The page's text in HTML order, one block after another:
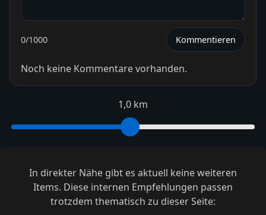
0/1000 Kommentieren
Noch keine Kommentare vorhanden.
1,0 km
In direkter Nähe gibt es aktuell keine weiteren
Items. Diese internen Empfehlungen passen
trotzdem thematisch zu dieser Seite: